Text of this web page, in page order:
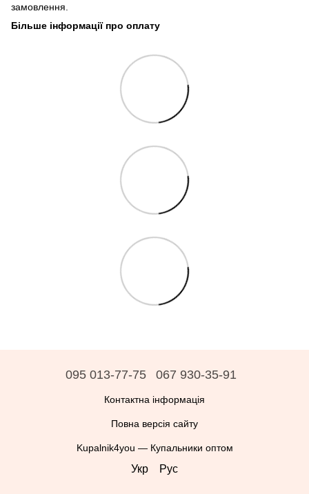
замовлення.
Більше інформації про оплату
095 013-77-75 067 930-35-91
Контактна інформація
Повна версія сайту
Kupalnik4you — Купальники оптом
Укр Рус